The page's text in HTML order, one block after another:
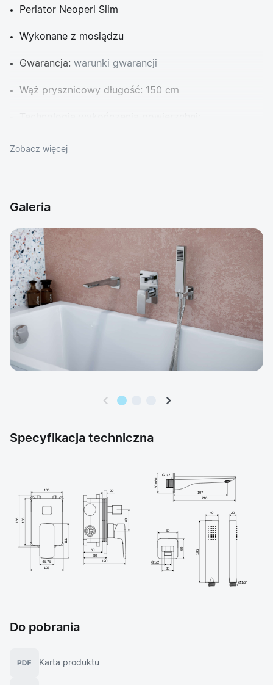
Perlator Neoperl Slim
Wykonane z mosiądzu
Gwarancja: warunki gwarancji
Wąż prysznicowy długość: 150 cm
Zobacz więcej
Galeria
Specyfikacja techniczna
Do pobrania
Karta produktu